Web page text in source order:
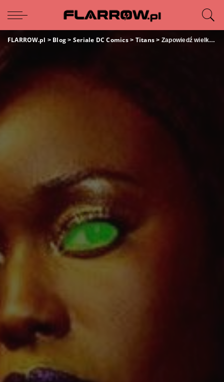
FLARROW.pl > Blog > Seriale DC Comics> Titans > Zapowiedź wielkiej opowieści dla Starfire w 3. sezonie „Titans”!